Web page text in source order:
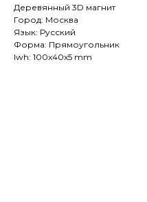
Деревянный 3D магнит
Город: Москва
Язык: Русский
Форма: Прямоугольник
lwh: 100x40x5 mm